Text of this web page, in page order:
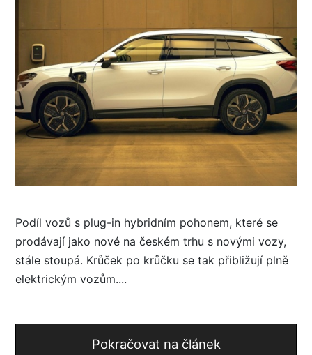
Podíl vozů s plug-in hybridním pohonem, které se
prodávají jako nové na českém trhu s novými vozy,
stále stoupá. Krůček po krůčku se tak přibližují plně
elektrickým vozům....
Pokračovat na článek